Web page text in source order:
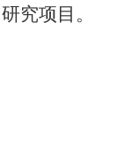
究项目。